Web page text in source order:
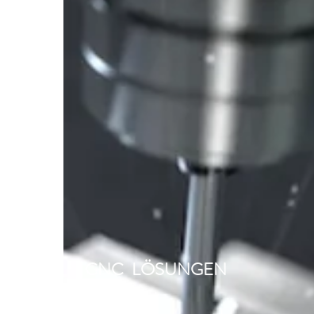
CNC LÖSUNGEN